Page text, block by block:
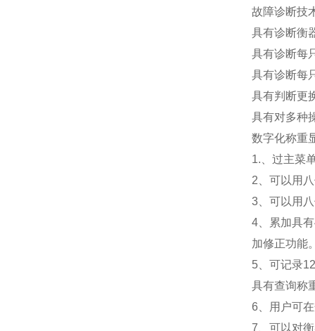
故障诊断技
具有诊断衡
具有诊断每
具有诊断每
具有判断更
具有对多种
数字化称重
1. 、过主菜
2 、可以用
3 、可以用
4 、累加具
加修正功能
5 、可记录
具有查询称
6 、用户可
7 、可以对